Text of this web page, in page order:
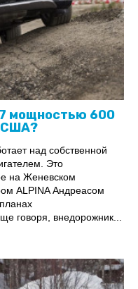
мощностью 600
США?
над собственной
Это
на Женевском
ALPINA Андреасом
говоря, внедорожник...